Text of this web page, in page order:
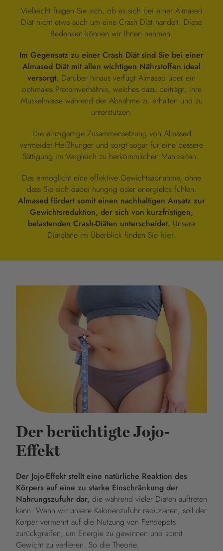
Vielleicht fragen Sie sich, ob es sich bei einer Almased
Diät nicht etwa auch um eine Crash Diät handelt. Diese
Bedenken können wir Ihnen nehmen.
Im Gegensatz zu einer Crash Diät sind Sie bei einer
Almased Diät mit allen wichtigen Nährstoffen ideal
versorgt. Darüber hinaus verfügt Almased über ein
optimales Proteinverhältnis, welches dazu beiträgt, Ihre
Muskelmasse während der Abnahme zu erhalten und zu
unterstützen.
Die einzigartige Zusammensetzung von Almased
vermeidet Heißhunger und sorgt sogar für eine bessere
Sättigung im Vergleich zu herkömmlichen Mahlzeiten.
Das ermöglicht eine effektive Gewichtsabnahme, ohne
dass Sie sich dabei hungrig oder energielos fühlen.
Almased fördert somit einen nachhaltigen Ansatz zur
Gewichtsreduktion, der sich von kurzfristigen,
belastenden Crash-Diäten unterscheidet. Unsere
Diätpläne im Überblick finden Sie hier.
Der berüchtigte Jojo-
Effekt
Der Jojo-Effekt stellt eine natürliche Reaktion des
Körpers auf eine zu starke Einschränkung der
Nahrungszufuhr dar, die während vieler Diäten auftreten
kann. Wenn wir unsere Kalorienzufuhr reduzieren, soll der
Körper vermehrt auf die Nutzung von Fettdepots
zurückgreifen, um Energie zu gewinnen und somit
Gewicht zu verlieren. So die Theorie.